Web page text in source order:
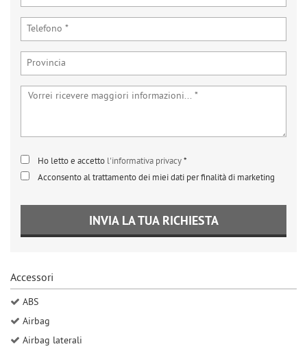
Ho letto e accetto l'informativa privacy*
Acconsento al trattamento dei miei dati per finalità di marketing
INVIA LA TUA RICHIESTA
Accessori
ABS
Airbag
Airbag laterali